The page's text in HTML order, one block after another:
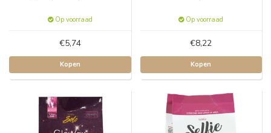
Op voorraad
€5,74
Kopen
Op voorraad
€8,22
Kopen